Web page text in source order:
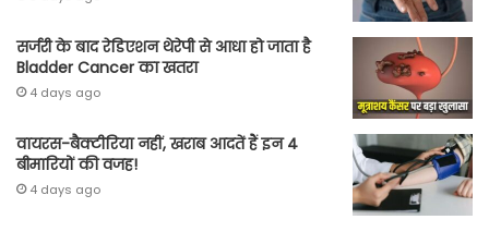
सर्जरी के बाद रेडिएशन थेरेपी से आधा हो जाता है
Bladder Cancer का खतरा
4 days ago
वायरस-बैक्टीरिया नहीं, खराब आदतें हैं इन 4
बीमारियों की वजह!
4 days ago